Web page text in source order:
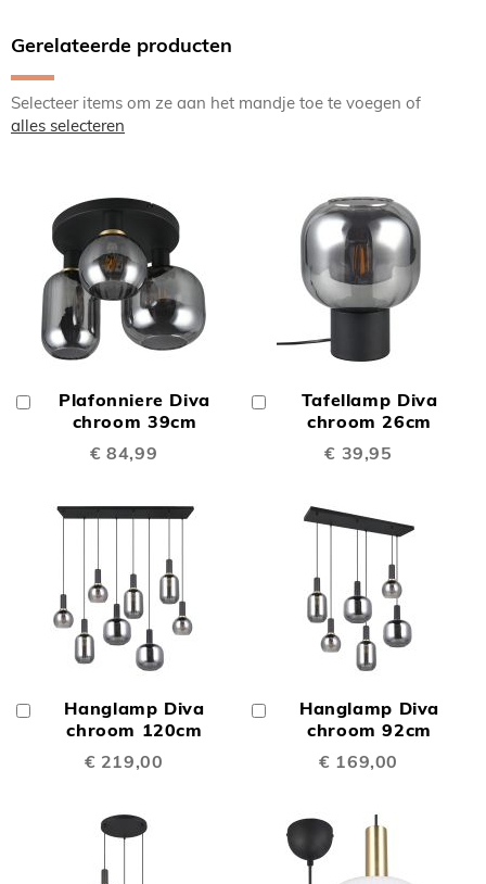
Gerelateerde producten
Selecteer items om ze aan het mandje toe te voegen of
alles selecteren
Plafonniere Diva
chroom 39cm
€ 84,99
Winkelwagen
Tafellamp Diva
chroom 26cm
€ 39,95
Winkelwagen
Hanglamp Diva
chroom 120cm
€ 219,00
Winkelwagen
Hanglamp Diva
chroom 92cm
€ 169,00
Winkelwagen